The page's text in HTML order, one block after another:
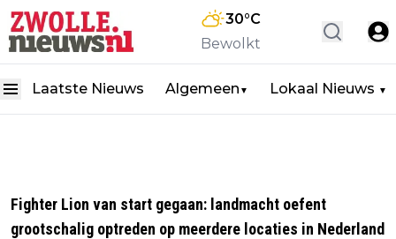
30°C
Bewolkt
Laatste Nieuws Algemeen ▼ Lokaal Nieuws ▼
Fighter Lion van start gegaan: landmacht oefent
grootschalig optreden op meerdere locaties in Nederland